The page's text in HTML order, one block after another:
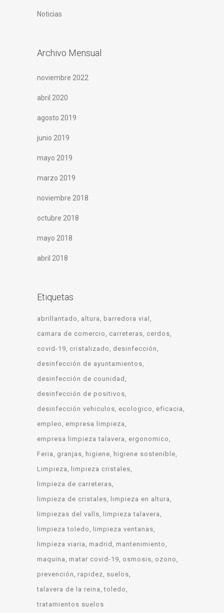
Noticias
Archivo Mensual
noviembre 2022
abril 2020
agosto 2019
junio 2019
mayo 2019
marzo 2019
noviembre 2018
octubre 2018
mayo 2018
abril 2018
Etiquetas
abrillantado altura
barredora vial
camara de comercio
carreteras cerdos
covid-19 cristalizado
desinfección
desinfección de ayuntamientos
desinfección de counidad
desinfección de positivos
desinfección vehiculos ecologico
eficacia
empleo
empresa limpieza
empresa limpieza talavera
ergonomico
Feria
granjas higiene
higiene sostenible
Limpieza
limpieza cristales
limpieza de carreteras
limpieza de cristales
limpieza en altura
limpiezas del valls
limpieza talavera
limpieza toledo
limpieza ventanas
limpieza viaria
madrid
mantenimiento
maquina
matar covid-19 osmosis ozono
prevención
rapidez suelos
talavera de la reina toledo
tratamientos suelos